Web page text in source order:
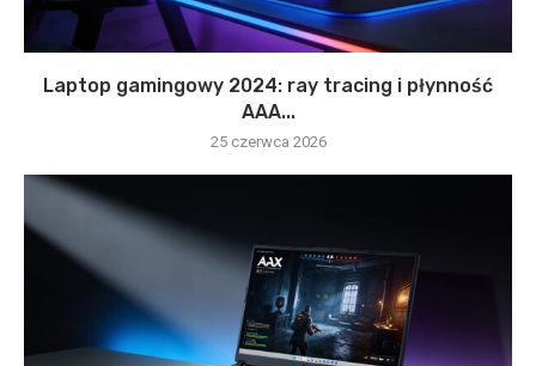
Laptop gamingowy 2024: ray tracing i płynność
AAA...
25 czerwca 2026